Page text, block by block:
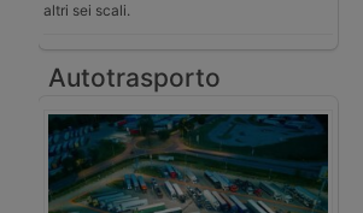
altri sei scali.
Autotrasporto
Sequestrati 9
caporalato nella
logistica
Mondadori